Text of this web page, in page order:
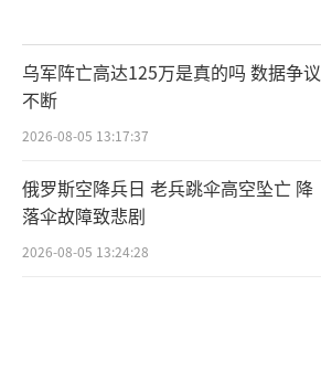
乌军阵亡高达125万是真的吗 数据争议
不断
2026-08-05 13:17:37
俄罗斯空降兵日 老兵跳伞高空坠亡 降
落伞故障致悲剧
2026-08-05 13:24:28